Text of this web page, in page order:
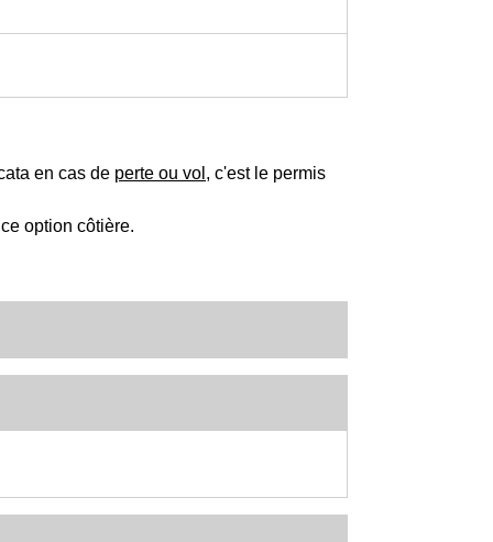
en cas de perte ou vol , c'est le permis
option côtière.